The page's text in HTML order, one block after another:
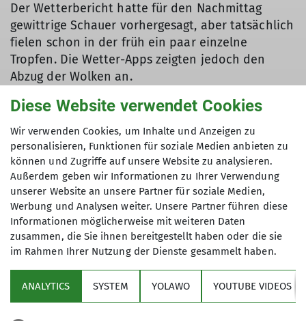
Der Wetterbericht hatte für den Nachmittag
gewittrige Schauer vorhergesagt, aber tatsächlich
fielen schon in der früh ein paar einzelne
Tropfen. Die Wetter-Apps zeigten jedoch den
Abzug der Wolken an.
Vom Parkplatz bei den sieben Quellen ging es
Serpentienen auf das Schwarzenköpfl. Nach
einem zügigem Start, hatten wir inzwischen
deutlich an Tempo eingebüst. Zuletzt ging es in
teilweise leichter Kletterei (I bzw. T3) in steilem
Felsgelände zum Gipfel der Kreuzspitze, den wir
etwas über der angegebenen Zeit erreichten. Auf
dem Gipfel machten wir nicht allzulange Rast,
genossen die Aussicht, und beobachteten wie ein
heftiges Gewitter über das Zusspitzmassiv
Richtung Osten abzog.
Diese Website verwendet Cookies
Wir verwenden Cookies, um Inhalte und Anzeigen zu
personalisieren, Funktionen für soziale Medien anbieten zu
können und Zugriffe auf unsere Website zu analysieren.
Außerdem geben wir Informationen zu Ihrer Verwendung
unserer Website an unsere Partner für soziale Medien,
Werbung und Analysen weiter. Unsere Partner führen diese
Informationen möglicherweise mit weiteren Daten
zusammen, die Sie ihnen bereitgestellt haben oder die sie
im Rahmen Ihrer Nutzung der Dienste gesammelt haben.
ANALYTICS SYSTEM YOLAWO YOUTUBE VIDEOS